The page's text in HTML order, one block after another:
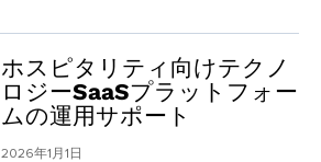
ホスピタリティ向けテクノ
ロジーSaaSプラットフォー
ムの運用サポート
2026年1月1日